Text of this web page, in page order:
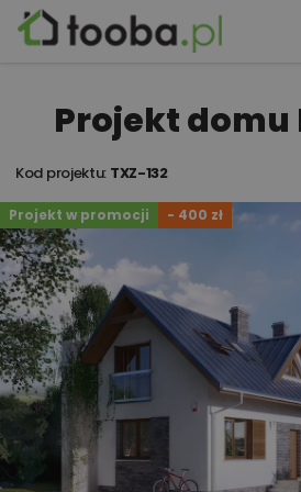
Projekt domu
Kod projektu: TXZ-132
Projekt w promocji - 400 zł